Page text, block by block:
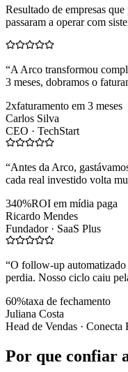
Resultado de empresas
passaram a operar com
“A Arco transformou
3 meses, dobramos o
2xfaturamento em 3 meses
Carlos Silva
CEO · TechStart
“Antes da Arco,
cada real investido volta
340%ROI em mídia paga
Ricardo Mendes
Fundador · SaaS Plus
“O follow-up automatizado
perdia. Nosso ciclo caiu
60%taxa de fechamento
Juliana Costa
Head de Vendas · Conecta
Por que confiar